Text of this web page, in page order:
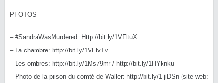
PHOTOS
– #‎SandraWasMurdered: Http://bit.ly/1VFltuX
– La chambre: http://bit.ly/1VFlvTv
– Les ombres: http://bit.ly/1Ms79mr / http://bit.ly/1HYknku
– Photo de la prison du comté de Waller: http://bit.ly/1IjiDSn (site web: